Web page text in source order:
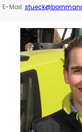
E-Mail: